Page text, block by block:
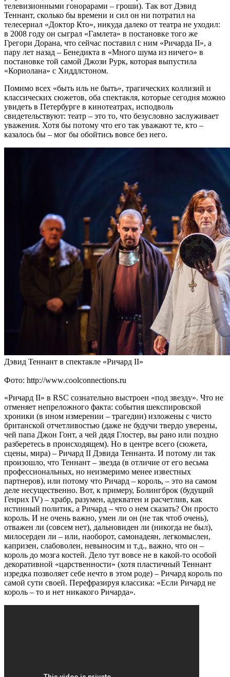
телевизионными гонорарами – гроши). Так вот Дэвид
Теннант, сколько бы времени и сил он ни потратил на
телесериал «Доктор Кто», никуда далеко от театра не уходил:
в 2008 году он сыграл «Гамлета» в постановке того же
Грегори Дорана, что сейчас поставил с ним «Ричарда II», а
пару лет назад – Бенедикта в «Много шума из ничего» в
постановке той самой Джози Рурк, которая выпустила
«Кориолана» с Хиддлстоном.
Помимо всех «быть иль не быть», трагических коллизий и
классических сюжетов, оба спектакля, которые сегодня можно
увидеть в Петербурге в кинотеатрах, исподволь
свидетельствуют: театр – это то, что безусловно заслуживает
уважения. Хотя бы потому что его так уважают те, кто –
казалось бы – мог бы обойтись вовсе без него.
Дэвид Теннант в спектакле «Ричард II»
Фото: http://www.coolconnections.ru
«Ричард II» в RSC сознательно выстроен «под звезду». Что не
отменяет непреложного факта: события шекспировской
хроники (в ином измерении – трагедии) изложены с чисто
британской отчетливостью (даже не будучи твердо уверены,
чей папа Джон Гонт, а чей дядя Глостер, вы рано или поздно
разберетесь в происходящем). Но в центре всего (сюжета,
сцены, мира) – Ричард II Дэвида Теннанта. И потому ли так
произошло, что Теннант – звезда (в отличие от его весьма
профессиональных, но неизмеримо менее известных
партнеров), или потому что Ричард – король, – это на самом
деле несущественно. Вот, к примеру, Болингброк (будущий
Генрих IV) – храбр, разумен, адекватен и расчетлив, как
истинный политик, а Ричард – что о нем сказать? Он просто
король. И не очень важно, умен ли он (не так чтоб очень),
отважен ли (совсем нет), дальновиден ли (никогда не был),
милосерден ли – или, наоборот, самонадеян, легкомыслен,
капризен, слабоволен, невыносим и т.д., важно, что он –
король до мозга костей. Дело тут вовсе не в какой-то особой
декоративной «царственности» (хотя пластичный Теннант
изредка позволяет себе нечто в этом роде) – Ричард король по
самой сути своей. Перефразируя классика: «Если Ричард не
король – то и нет никакого Ричарда».